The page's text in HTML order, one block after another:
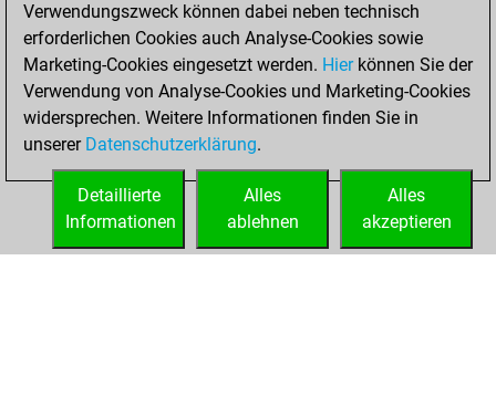
Donnerstag, Juni
6, 2024
You won
against Fritz
Fritz
You created
your Fritz account
Verwendungszweck können dabei neben technisch
erforderlichen Cookies auch Analyse-Cookies sowie
Marketing-Cookies eingesetzt werden. Hierkönnen Sie der
Verwendung von Analyse-Cookies und Marketing-Cookies
widersprechen. Weitere Informationen finden Sie in
unserer Datenschutzerklärung.
Alles
akzeptieren
Alles
ablehnen
Detaillierte
Informationen